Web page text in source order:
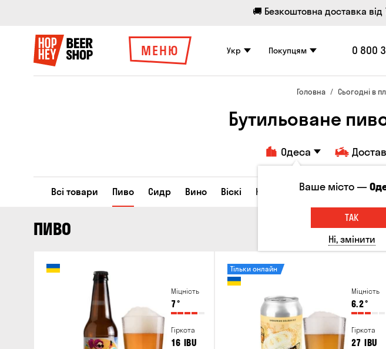
🚚 Безкоштовна доставка від
МЕНЮ Укр Покупцям 0 800
Головна Сьогодні в
Бутильоване
Одеса
Всі товари Пиво Сидр Вино Віскі Коктейлі Горілка Соджу
ПИВО
Міцність
7°
Гіркота
16 IBU
Міцність
6.2°
Гіркота
27 IBU
Тільки онлайн
Ваше місто —
ТАК
Ні, змінити